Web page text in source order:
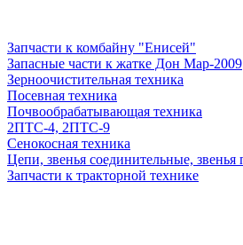
Запчасти к комбайну "Енисей"
Запасные части к жатке Дон Мар-2009
Зерноочистительная техника
Посевная техника
Почвообрабатывающая техника
2ПТС-4, 2ПТС-9
Сенокосная техника
Цепи, звенья соединительные, звенья
Запчасти к тракторной технике